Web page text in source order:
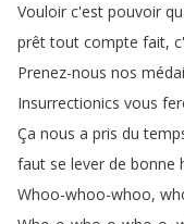
Vouloir c'est pouvoir
prêt tout compte fait,
Prenez-nous nos
Insurrectionics vous
Ça nous a pris du
faut se lever de bonne
Whoo-whoo-whoo,